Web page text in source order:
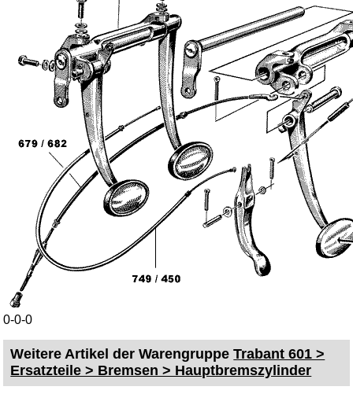
Ventilkappen
Tuningteile
Fahrzeuge
Trabant 1.1
Wartburg 353
Wartburg 1.3
Barkas B 1000
Kugelgelenke, Zubehör
Skoda
Sonderanfertigungen
Werkstattbedarf
Vergaserdüsen
Pflegeprodukte
0-0-0
Weitere Artikel der WarengruppeTrabant 601 >
Ersatzteile > Bremsen > Hauptbremszylinder